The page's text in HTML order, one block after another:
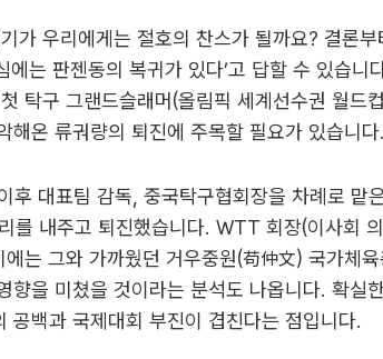
가 우리에게는 절호의 찬스가 될까요? 결론부
에는 판젠동의 복귀가 있다’고 답할 수 있습니
탁구 그랜드슬래머(올림픽 세계선수권 월드
해온 류궈량의 퇴진에 주목할 필요가 있습니다.
대표팀 감독, 중국탁구협회장을 차례로 맡
를 내주고 퇴진했습니다. WTT 회장(이사회
는 그와 가까웠던 거우중원(苟仲文) 국가체육
향을 미쳤을 것이라는 분석도 나옵니다. 확실
공백과 국제대회 부진이 겹친다는 점입니다.